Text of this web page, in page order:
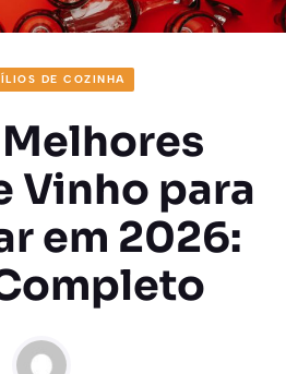
DE COZINHA
Vinho para
em 2026: